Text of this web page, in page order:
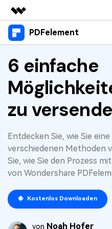
Top-Produkte
Dienstprogramme
Business
Lösungen
Über uns
Presseraum
Shop
Support
PDFelement
Produkte
Desktop
PDFelement für
Mobile App
PDFelement für
Cloud
Lösungen
Benutzer im
PDF kommentieren
PDF erstellen
PDF kombinieren
PDF drucken
Ressourcen
Heiße Themen
Top PDF-Software
How-Tos
Mac-Software
OCR PDF Tipps
Business
KMU von 1-10p
10p+ Unternehmen
6 einfache
zu
Entdecken Sie, wie Sie
verschiedenen Methoden
Sie, wie Sie den Prozess
von Wondershare
Kostenlos Downloaden
von Noah Hofer